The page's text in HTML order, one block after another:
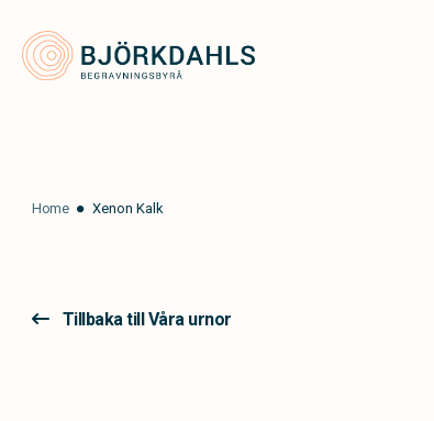
Björkdahls
Home Xenon Kalk
Tillbaka till Våra urnor